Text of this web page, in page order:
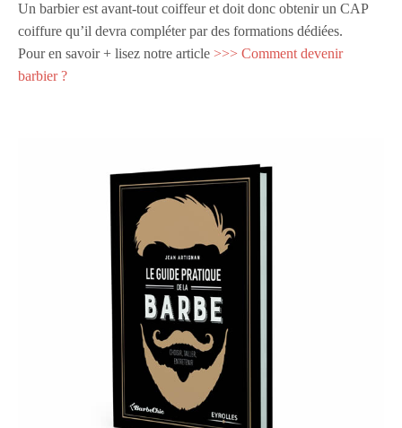
Un barbier est avant-tout coiffeur et doit donc obtenir un CAP
coiffure qu’il devra compléter par des formations dédiées.
Pour en savoir + lisez notre article>>> Comment devenir
barbier ?